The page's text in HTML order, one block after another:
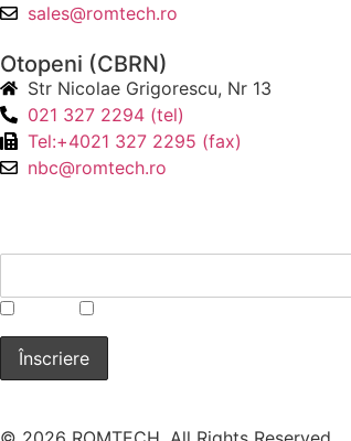
sales@romtech.ro
Otopeni (CBRN)
Str Nicolae Grigorescu, Nr 13
021 327 2294 (tel)
Tel:+4021 327 2295 (fax)
nbc@romtech.ro